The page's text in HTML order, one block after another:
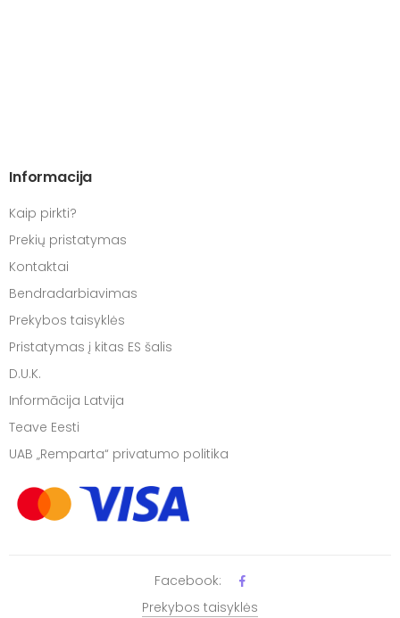
Informacija
Kaip pirkti?
Prekių pristatymas
Kontaktai
Bendradarbiavimas
Prekybos taisyklės
Pristatymas į kitas ES šalis
D.U.K.
Informācija Latvija
Teave Eesti
UAB „Remparta“ privatumo politika
Prekybos taisyklės
Facebook: